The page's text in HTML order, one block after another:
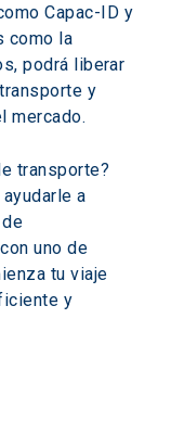
Capac-ID y
como la
podrá liberar
y
mercado.
transporte?
a
con uno de
tu viaje
y